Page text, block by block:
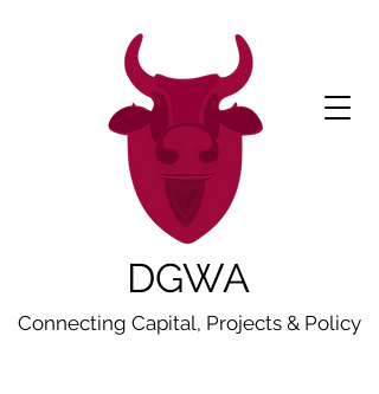
DGWA
Connecting Capital, Projects & Policy